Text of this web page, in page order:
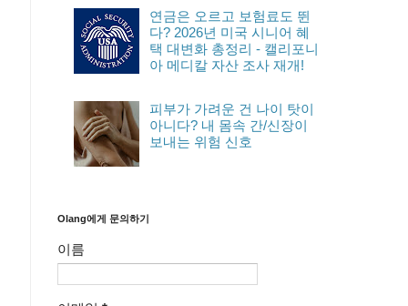
연금은 오르고 보험료도 뛴
다? 2026년 미국 시니어 혜
택 대변화 총정리 - 캘리포니
아 메디칼 자산 조사 재개!
피부가 가려운 건 나이 탓이
아니다? 내 몸속 간/신장이
보내는 위험 신호
Olang에게 문의하기
이름